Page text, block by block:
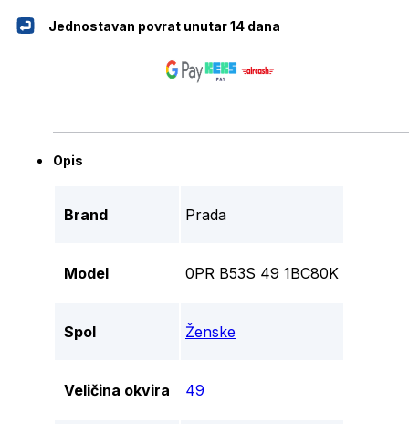
Jednostavan povrat unutar 14 dana
Opis
Brand Prada
Model 0PR B53S 49 1BC80K
Spol Ženske
Veličina okvira 49